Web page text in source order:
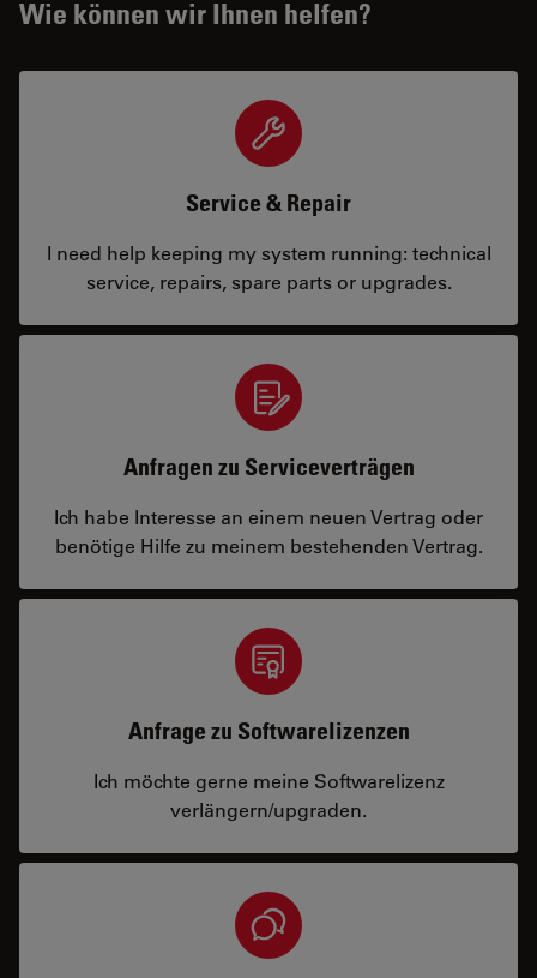
Wie können wir Ihnen helfen?
Service & Repair
I need help keeping my system running: technical
service, repairs, spare parts or upgrades.
Anfragen zu Serviceverträgen
Ich habe Interesse an einem neuen Vertrag oder
benötige Hilfe zu meinem bestehenden Vertrag.
Anfrage zu Softwarelizenzen
Ich möchte gerne meine Softwarelizenz
verlängern/upgraden.